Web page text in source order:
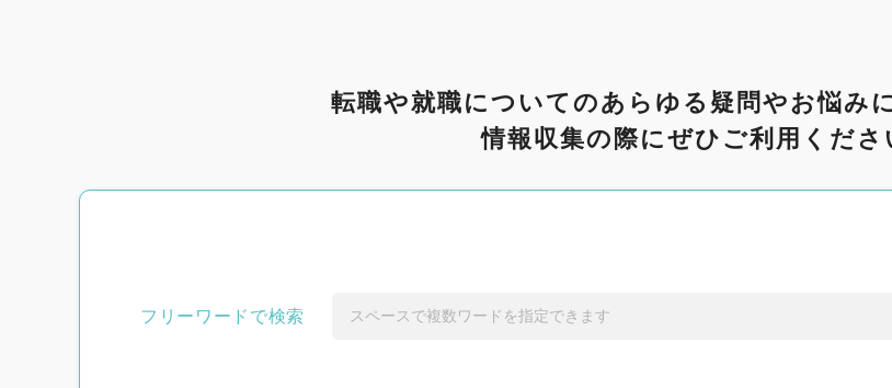
転職や就職についてのあらゆる疑問やお悩み
情報収集の際にぜひご利用くださ
フリーワードで検索